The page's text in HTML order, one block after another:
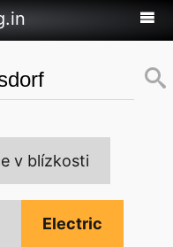
v blízkosti
Electric